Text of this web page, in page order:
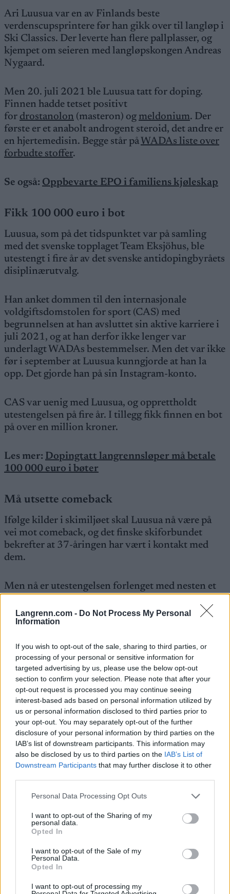
Langrenn.com - Do Not Process My Personal
Information
If you wish to opt-out of the sale, sharing to third parties, or
processing of your personal or sensitive information for
targeted advertising by us, please use the below opt-out
section to confirm your selection. Please note that after your
opt-out request is processed you may continue seeing
interest-based ads based on personal information utilized by
us or personal information disclosed to third parties prior to
your opt-out. You may separately opt-out of the further
disclosure of your personal information by third parties on the
IAB’s list of downstream participants. This information may
also be disclosed by us to third parties on the IAB’s List of
Downstream Participants that may further disclose it to other
Please note that this website/app uses one or more Google
not limited to your visit or usage behaviour. You may click to
grant or deny consent to Google and its third-party tags to
use your data for below specified purposes in below Google
consent section.
Personal Data Processing Opt Outs
I want to opt-out of the Sharing of my
personal data.
Opted In
I want to opt-out of the Sale of my
Personal Data.
Opted In
I want to opt-out of processing my
Ari Luusua var en av Finlands beste
verdenscupsprintere før han gikk over til langløp i
Ski Classics. Der leverte han flere pallplasser, og
kjempet om seieren med langløpskongen Andreas
Nygaard.
Men 20. juli 2021 ble Luusua tatt for doping.
Finnen hadde tetset positivt
for drostanolon (masteron) og meldonium. Der
første er et anabolt androgent steroid, det andre er
en hjertemedisin. Begge står på WADAs liste over
forbudte stoffer.
Se også: Oppbevarte EPO i familiens kjøleskap
Fikk 100 000 euro i bot
Luusua, som på det tidspunktet var på samling
med det svenske topplaget Team Eksjöhus, ble
utestengt i fire år av det svenske antidopingbyråets
disiplinærutvalg.
Han anket dommen til den internasjonale
voldgiftsdomstolen for sport (CAS) med
begrunnelsen at han avsluttet sin aktive karriere i
juli 2021, og at han derfor ikke lenger var
underlagt WADAs bestemmelser. Men det var ikke
før i september at Luusua kunngjorde at han la
opp. Det gjorde han på sin Instagram-konto.
CAS var uenig med Luusua, og opprettholdt
utestengelsen på fire år. I tillegg fikk finnen en bot
på over en million kroner.
Les mer: Dopingtatt langrennsløper må betale
100 000 euro i bøter
Må utsette comeback
Ifølge kilder i skimiljøet skal Luusua nå være på
vei mot comeback, og det finske skiforbundet
bekrefter at 37-åringen har vært i kontakt med
dem.
Men nå er utestengelsen forlenget med nesten et
– Utestengelsen opphører den 3. januar 2026, som
få tilbake sin status som aktiv i FIS systemet, sier
Larissa Erola, som har ansvaret for
konkurranselisenser i det finske skiforbundet.
– Utestengelsen skulle egentlig opphørt 26. august
i år, men fordi han den gang meldte til FIS at han
hadde lagt opp og så ombestemte seg, så ble
utestengelsen forlenget, forklarer Erola til Yle
Den utvidede utestengelsen skyldes den samme
og Petter Northug da de skulle gjøre comeback,
henholdsvis i 2020 og 2022. De fikk begge
til WADAs meldepliktsystem ADAMs.
Se også:Hva er ADAMS og hvem skal bruke